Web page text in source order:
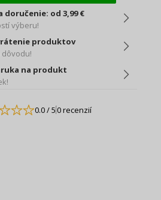
doručenie: od 3,99 €
výberu!
produktov
na produkt
0.0/ 50 recenzií